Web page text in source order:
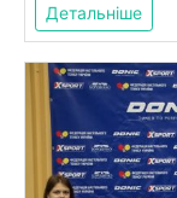
Детальніше